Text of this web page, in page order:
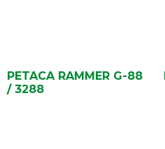
PETACA RAMMER G-88
/ 3288